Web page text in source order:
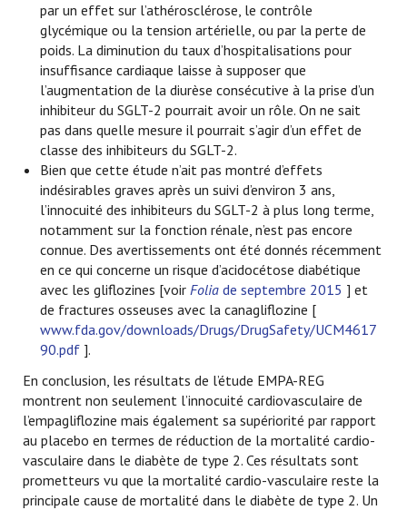
par un effet sur l’athérosclérose, le contrôle
glycémique ou la tension artérielle, ou par la perte de
poids. La diminution du taux d’hospitalisations pour
insuffisance cardiaque laisse à supposer que
l’augmentation de la diurèse consécutive à la prise d’un
inhibiteur du SGLT-2 pourrait avoir un rôle. On ne sait
pas dans quelle mesure il pourrait s’agir d’un effet de
classe des inhibiteurs du SGLT-2.
Bien que cette étude n’ait pas montré d’effets
indésirables graves après un suivi d’environ 3 ans,
l’innocuité des inhibiteurs du SGLT-2 à plus long terme,
notamment sur la fonction rénale, n’est pas encore
connue. Des avertissements ont été donnés récemment
en ce qui concerne un risque d’acidocétose diabétique
avec les gliflozines [voirFolia de septembre 2015 ] et
de fractures osseuses avec la canagliflozine [
www.fda.gov/downloads/Drugs/DrugSafety/UCM4617
90.pdf ].
En conclusion, les résultats de l’étude EMPA-REG
montrent non seulement l’innocuité cardiovasculaire de
l’empagliflozine mais également sa supériorité par rapport
au placebo en termes de réduction de la mortalité cardio-
vasculaire dans le diabète de type 2. Ces résultats sont
prometteurs vu que la mortalité cardio-vasculaire reste la
principale cause de mortalité dans le diabète de type 2. Un